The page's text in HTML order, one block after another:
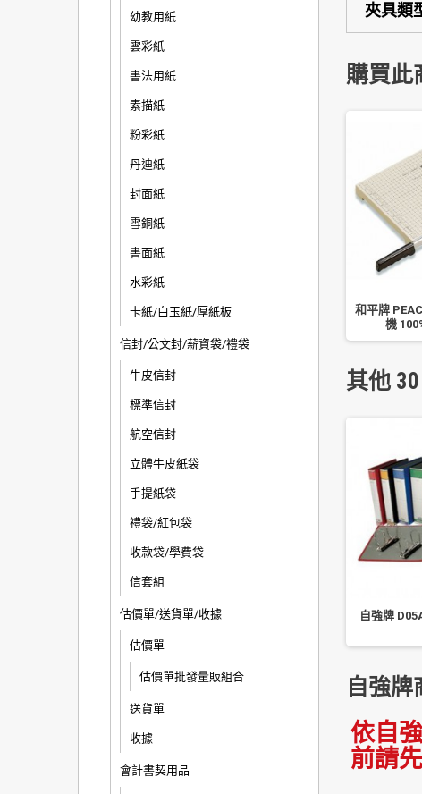
幼教用紙
雲彩紙
書法用紙
素描紙
粉彩紙
丹迪紙
封面紙
雪銅紙
書面紙
水彩紙
卡紙/白玉紙/厚紙板
信封/公文封/薪資袋/禮袋
牛皮信封
標準信封
航空信封
立體牛皮紙袋
手提紙袋
禮袋/紅包袋
收款袋/學費袋
信套組
估價單/送貨單/收據
估價單
估價單批發量販組合
送貨單
收據
會計書契用品
夾具類
購買此
3M 686-YGO 抽取式 超厚材質
和平牌
機
其他
自強牌 D10A 二孔 D 型夾 1 入
自強牌
自強牌
依自
前請